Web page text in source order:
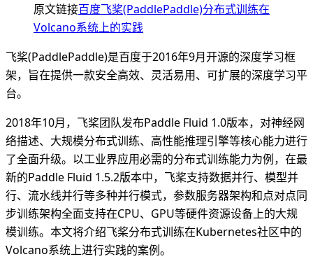
原文链接百度飞桨(PaddlePaddle)分布式训练在
Volcano系统上的实践
飞桨(PaddlePaddle)是百度于2016年9月开源的深度学习框
架，旨在提供一款安全高效、灵活易用、可扩展的深度学习平
台。
2018年10月，飞桨团队发布Paddle Fluid 1.0版本，对神经网
络描述、大规模分布式训练、高性能推理引擎等核心能力进行
了全面升级。以工业界应用必需的分布式训练能力为例，在最
新的Paddle Fluid 1.5.2版本中，飞桨支持数据并行、模型并
行、流水线并行等多种并行模式，参数服务器架构和点对点同
步训练架构全面支持在CPU、GPU等硬件资源设备上的大规
模训练。本文将介绍飞桨分布式训练在Kubernetes社区中的
Volcano系统上进行实践的案例。